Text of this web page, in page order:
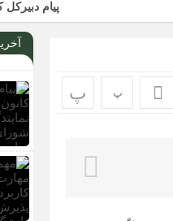
پیام دبیرکل کانون
پ پ